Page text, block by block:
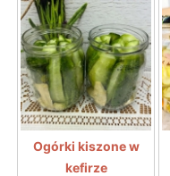
Ogórki kiszone w
kefirze